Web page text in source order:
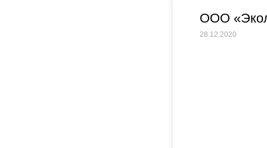
ООО
28.12.2020